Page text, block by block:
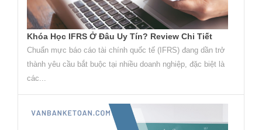
Khóa Học IFRS Ở Đâu Uy Tín? Review Chi Tiết
Chuẩn mực báo cáo tài chính quốc tế (IFRS) đang dần trở
thành yêu cầu bắt buộc tại nhiều doanh nghiệp, đặc biệt là
các...